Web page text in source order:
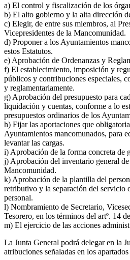
a) El control y fiscalización de los
b) El alto gobierno y la alta dirección
c) Elegir, de entre sus miembros, al
Vicepresidentes de la Mancomunidad.
d) Proponer a los Ayuntamientos
estos Estatutos.
e) Aprobación de Ordenanzas y
f) El establecimiento, imposición y
públicos y contribuciones especiales,
y reglamentariamente.
g) Aprobación del presupuesto para
liquidación y cuentas, conforme a lo
presupuestos ordinarios de los
h) Fijar las aportaciones que
Ayuntamientos mancomunados, para
levantar las cargas.
i) Aprobación de la forma concreta de
j) Aprobación del inventario general
Mancomunidad.
k) Aprobación de la plantilla del
retributivo y la separación del servicio
personal.
l) Nombramiento de Secretario,
Tesorero, en los términos del artº. 14
m) El ejercicio de las acciones
La Junta General podrá delegar en la
atribuciones señaladas en los